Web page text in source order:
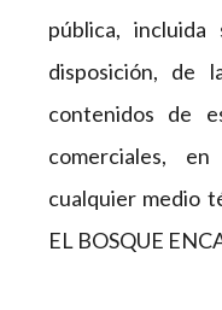
pública,
disposición, de
contenidos de
comerciales,
cualquier medio
EL BOSQUE